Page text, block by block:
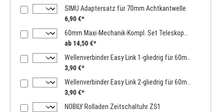
SIMU Adaptersatz für 70mm Achtkantwelle
6,90 €*
ab 14,50 €*
3,90 €*
3,90 €*
NOBILY Rolladen Zeitschaltuhr ZS1